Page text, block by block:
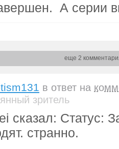
А серии
еще 2
в ответ на
зритель
сказал: Статус:
странно.